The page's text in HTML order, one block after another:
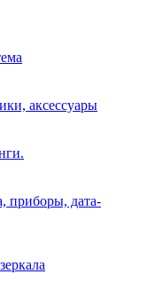
аксессуары
приборы, дата-